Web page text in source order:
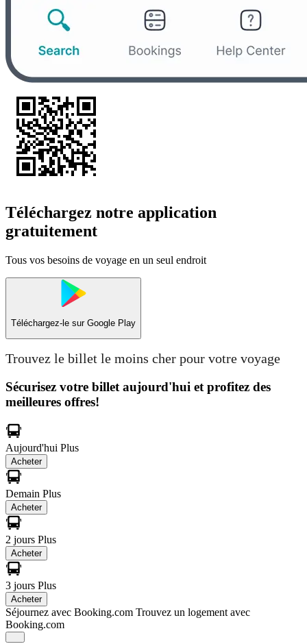
Téléchargez notre application
gratuitement
Tous vos besoins de voyage en un seul endroit
Téléchargez-le sur Google Play
Trouvez le billet le moins cher pour votre voyage
Sécurisez votre billet aujourd'hui et profitez des
meilleures offres!
Aujourd'hui Plus
Acheter
Demain Plus
Acheter
2 jours Plus
Acheter
3 jours Plus
Acheter
Séjournez avec Booking.com Trouvez un logement avec
Booking.com